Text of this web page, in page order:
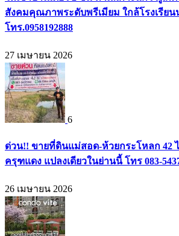
สังคมคุณภาพระดับพรีเมียม ใกล้โรงเรีย
โทร.0958192888
27 เมษายน 2026
6
ด่วน!! ขายที่ดินแม่สอด-ห้วยกระโหลก 42
ครุฑแดง แปลงเดียวในย่านนี้ โทร 083-
26 เมษายน 2026